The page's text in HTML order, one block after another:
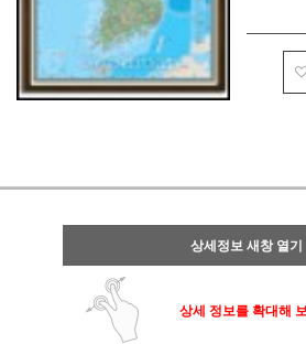
상세정보 새창 열기
상세 정보를 확대해